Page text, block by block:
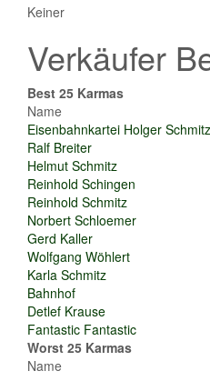
Keiner
Verkäufer
Best 25 Karmas
Name
Eisenbahnkartei Holger Schmitz
Ralf Breiter
Helmut Schmitz
Reinhold Schingen
Reinhold Schmitz
Norbert Schloemer
Gerd Kaller
Wolfgang Wöhlert
Karla Schmitz
Bahnhof
Detlef Krause
Fantastic Fantastic
Worst 25 Karmas
Name